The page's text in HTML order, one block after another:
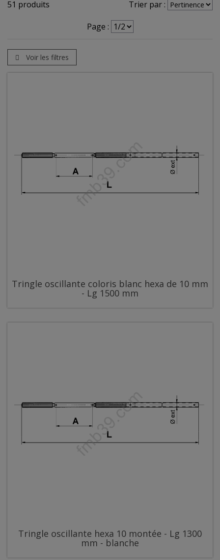
51 produits Trier par :
Page :
Voir les filtres
Tringle oscillante coloris blanc hexa de 10 mm
- Lg 1500 mm
Tringle oscillante hexa 10 montée - Lg 1300
mm - blanche